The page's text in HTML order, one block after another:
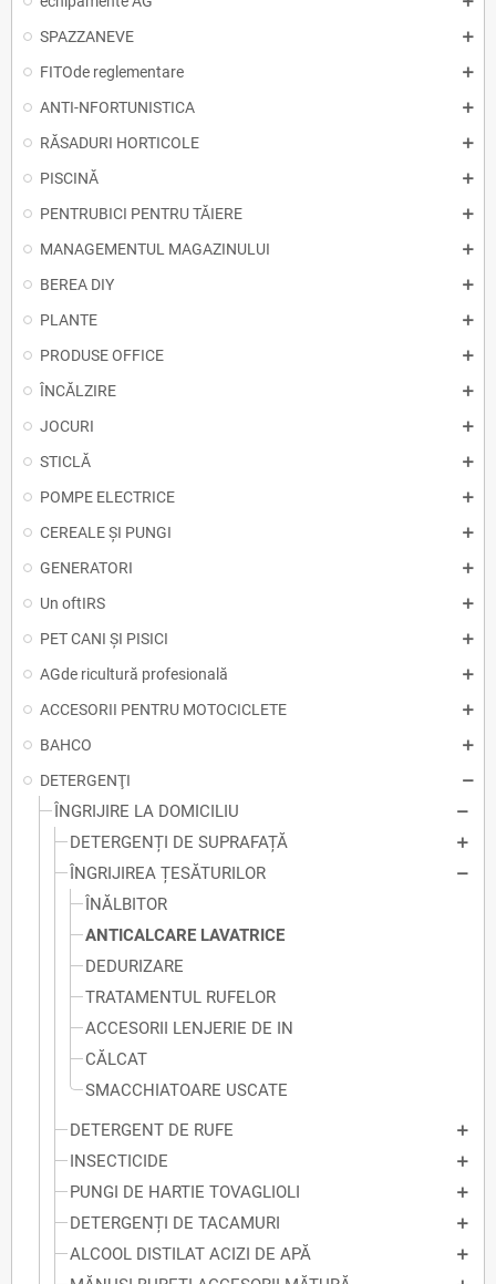
SPAZZANEVE
FITOde reglementare
ANTI-NFORTUNISTICA
RĂSADURI HORTICOLE
PISCINĂ
PENTRUBICI PENTRU TĂIERE
MANAGEMENTUL MAGAZINULUI
BEREA DIY
PLANTE
PRODUSE OFFICE
ÎNCĂLZIRE
JOCURI
STICLĂ
POMPE ELECTRICE
CEREALE ȘI PUNGI
GENERATORI
Un oftIRS
PET CANI ȘI PISICI
AGde ricultură profesională
ACCESORII PENTRU MOTOCICLETE
BAHCO
DETERGENŢI
ÎNGRIJIRE LA DOMICILIU
DETERGENȚI DE SUPRAFAȚĂ
ÎNGRIJIREA ȚESĂTURILOR
ÎNĂLBITOR
ANTICALCARE LAVATRICE
DEDURIZARE
TRATAMENTUL RUFELOR
ACCESORII LENJERIE DE IN
CĂLCAT
SMACCHIATOARE USCATE
DETERGENT DE RUFE
INSECTICIDE
PUNGI DE HARTIE TOVAGLIOLI
DETERGENȚI DE TACAMURI
ALCOOL DISTILAT ACIZI DE APĂ